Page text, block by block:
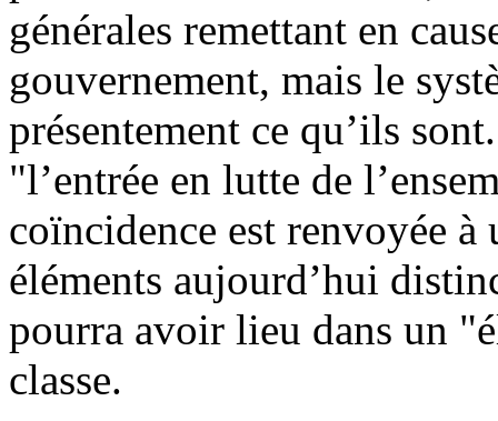
générales remettant en
gouvernement, mais le
présentement ce qu’ils
"l’entrée en lutte de
coïncidence est renvoyée
éléments aujourd’hui
pourra avoir lieu dans un
classe.